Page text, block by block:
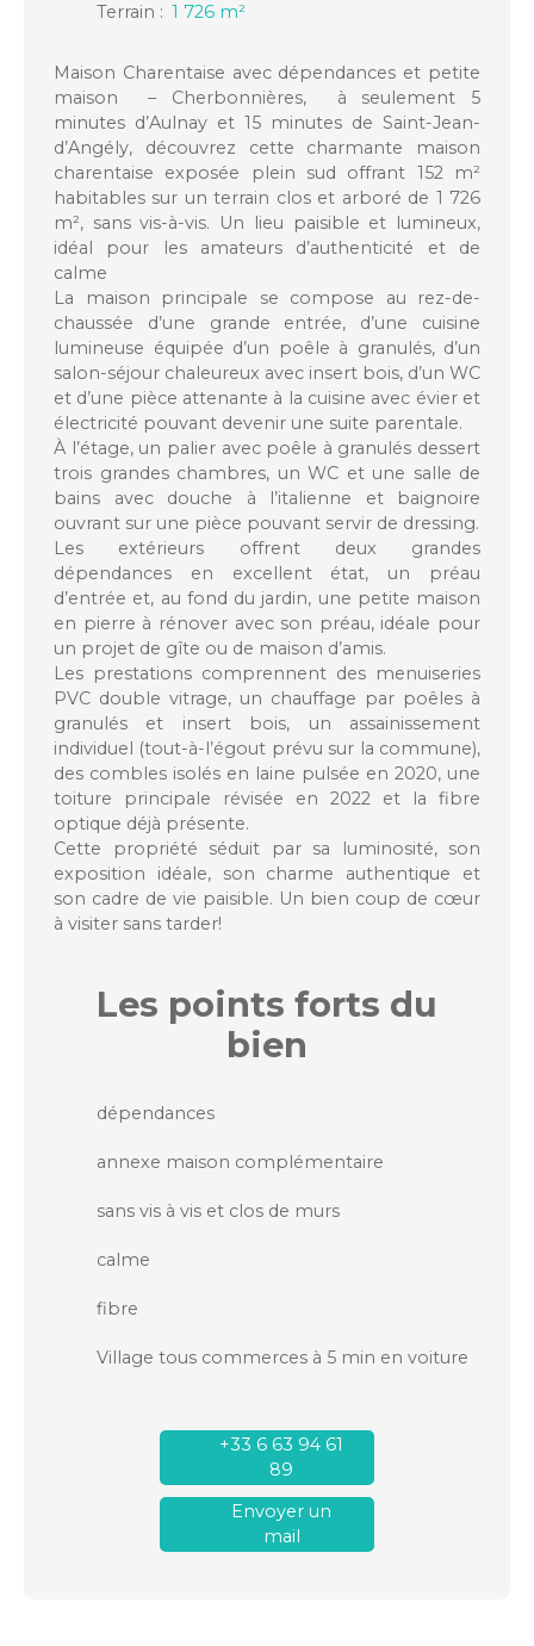
Terrain : 1 726 m²
Maison Charentaise avec dépendances et petite
maison – Cherbonnières, à seulement 5
minutes d’Aulnay et 15 minutes de Saint-Jean-
d’Angély, découvrez cette charmante maison
charentaise exposée plein sud offrant 152 m²
habitables sur un terrain clos et arboré de 1 726
m², sans vis-à-vis. Un lieu paisible et lumineux,
idéal pour les amateurs d’authenticité et de
calme
La maison principale se compose au rez-de-
chaussée d’une grande entrée, d’une cuisine
lumineuse équipée d’un poêle à granulés, d’un
salon-séjour chaleureux avec insert bois, d’un WC
et d’une pièce attenante à la cuisine avec évier et
électricité pouvant devenir une suite parentale.
À l’étage, un palier avec poêle à granulés dessert
trois grandes chambres, un WC et une salle de
bains avec douche à l’italienne et baignoire
ouvrant sur une pièce pouvant servir de dressing.
Les extérieurs offrent deux grandes
dépendances en excellent état, un préau
d’entrée et, au fond du jardin, une petite maison
en pierre à rénover avec son préau, idéale pour
un projet de gîte ou de maison d’amis.
Les prestations comprennent des menuiseries
PVC double vitrage, un chauffage par poêles à
granulés et insert bois, un assainissement
individuel (tout-à-l’égout prévu sur la commune),
des combles isolés en laine pulsée en 2020, une
toiture principale révisée en 2022 et la fibre
optique déjà présente.
Cette propriété séduit par sa luminosité, son
exposition idéale, son charme authentique et
son cadre de vie paisible. Un bien coup de cœur
à visiter sans tarder!
Les points forts du
bien
dépendances
annexe maison complémentaire
sans vis à vis et clos de murs
calme
fibre
Village tous commerces à 5 min en voiture
+33 6 63 94 61
89
Envoyer un
mail